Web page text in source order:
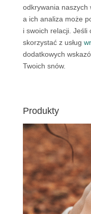
odkrywania naszych
a ich analiza może
i swoich relacji. Jeśli
skorzystać z usług
dodatkowych
Twoich snów.
Produkty